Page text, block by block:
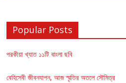
Popular Posts
পরকীয়া খ্যাত ১১টি বাংলা ছবি
বেহিসেবী জীবনযাপন, আজ স্মৃতির অতলে সৌমিত্র